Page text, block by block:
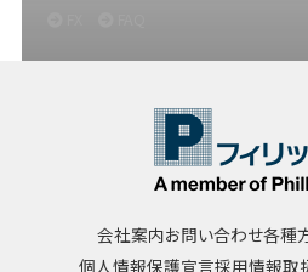
会社案内お問い合わせ各種
個人情報保護宣言採用情報取